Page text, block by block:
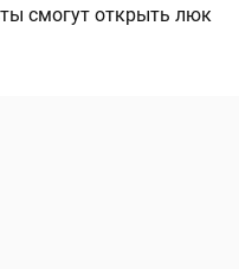
смогут открыть люк